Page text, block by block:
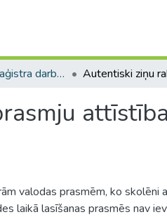
Bakalaura un maģistra darbi (PPMF) / Bachelor's and Master's theses
valodas prasmēm, ko skolēni
laikā lasīšanas prasmēs nav